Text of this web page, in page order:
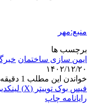
منبع:مهر
برچسب ها
ایمن سازی ساختمان
۱۴۰۲/۱۲/۲۰
خواندن این مطلب 1 دقیقه زمان میبرد
فیس بوک توییتر (X)
رایانامه چاپ